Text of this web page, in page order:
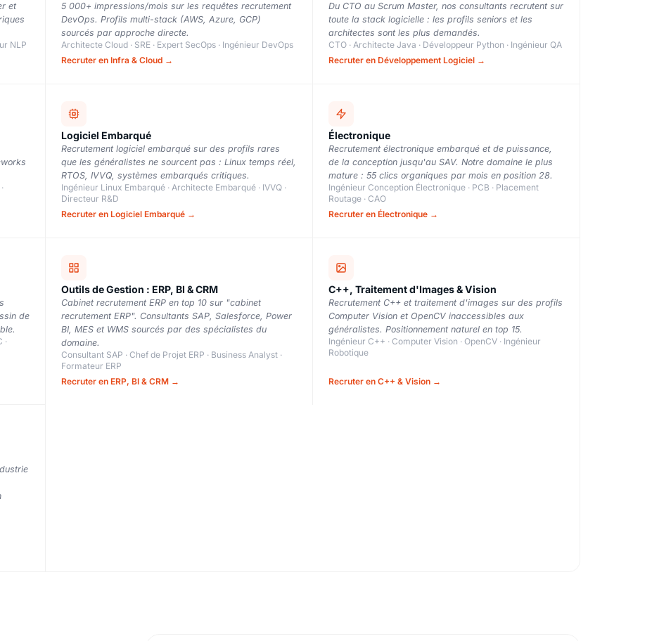
et
NLP
5 000+ impressions/mois sur les requêtes recrutement
DevOps. Profils multi-stack (AWS, Azure, GCP)
sourcés par approche directe.
Architecte Cloud · SRE · Expert SecOps · Ingénieur DevOps
Recruter en Infra & Cloud →
Du CTO au Scrum Master, nos consultants recrutent sur
toute la stack logicielle : les profils seniors et les
architectes sont les plus demandés.
CTO · Architecte Java · Développeur Python · Ingénieur QA
Recruter en Développement Logiciel →
Logiciel Embarqué
Recrutement logiciel embarqué sur des profils rares
que les généralistes ne sourcent pas : Linux temps réel,
RTOS, IVVQ, systèmes embarqués critiques.
Ingénieur Linux Embarqué · Architecte Embarqué · IVVQ ·
Directeur R&D
Recruter en Logiciel Embarqué →
Électronique
Recrutement électronique embarqué et de puissance,
de la conception jusqu'au SAV. Notre domaine le plus
mature : 55 clics organiques par mois en position 28.
Ingénieur Conception Électronique · PCB · Placement
Routage · CAO
Recruter en Électronique →
de
·
Outils de Gestion : ERP, BI & CRM
Cabinet recrutement ERP en top 10 sur "cabinet
recrutement ERP". Consultants SAP, Salesforce, Power
BI, MES et WMS sourcés par des spécialistes du
domaine.
Consultant SAP · Chef de Projet ERP · Business Analyst ·
Formateur ERP
Recruter en ERP, BI & CRM →
C++, Traitement d'Images & Vision
Recrutement C++ et traitement d'images sur des profils
Computer Vision et OpenCV inaccessibles aux
généralistes. Positionnement naturel en top 15.
Ingénieur C++ · Computer Vision · OpenCV · Ingénieur
Robotique
Recruter en C++ & Vision →